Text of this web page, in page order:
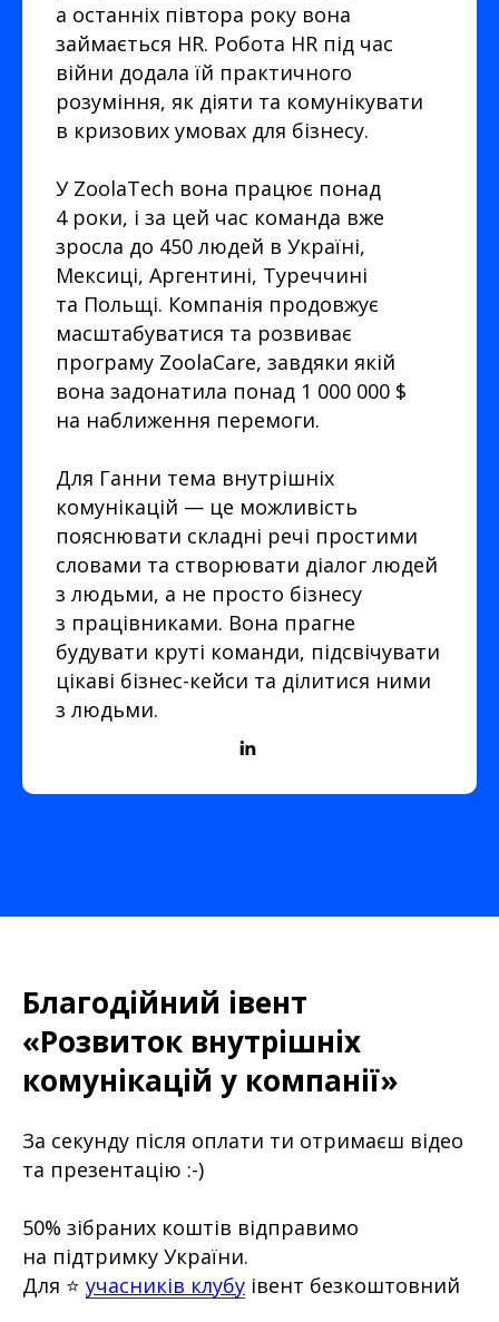
а останніх півтора року вона
займається HR. Робота HR під час
війни додала їй практичного
розуміння, як діяти та комунікувати
в кризових умовах для бізнесу.
У ZoolaTech вона працює понад
4 роки, і за цей час команда вже
зросла до 450 людей в Україні,
Мексиці, Аргентині, Туреччині
та Польщі. Компанія продовжує
масштабуватися та розвиває
програму ZoolaCare, завдяки якій
вона задонатила понад 1 000 000 $
на наближення перемоги.
Для Ганни тема внутрішніх
комунікацій — це можливість
пояснювати складні речі простими
словами та створювати діалог людей
з людьми, а не просто бізнесу
з працівниками. Вона прагне
будувати круті команди, підсвічувати
цікаві бізнес-кейси та ділитися ними
з людьми.
Благодійний івент
«Розвиток внутрішніх
комунікацій у компанії»
За секунду після оплати ти отримаєш відео
та презентацію :-)
50% зібраних коштів відправимо
на підтримку України.
Для ⭐️ учасників клубу івент безкоштовний